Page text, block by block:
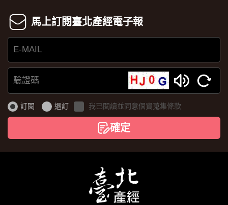
馬上訂閱臺北產經電子報
MAIL
證
碼
訂閱 退訂 我已閱讀並同意個資蒐集條款
確定